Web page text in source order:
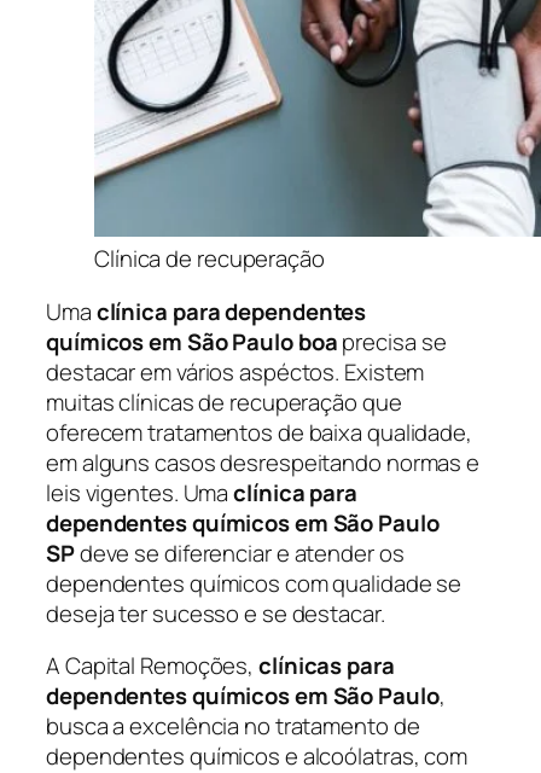
Clínica de recuperação
Umaclínica para dependentes
químicos em São Paulo boaprecisa se
destacar em vários aspéctos. Existem
muitas clínicas de recuperação que
oferecem tratamentos de baixa qualidade,
em alguns casos desrespeitando normas e
leis vigentes. Umaclínica para
dependentes químicos em São Paulo
SPdeve se diferenciar e atender os
dependentes químicos com qualidade se
deseja ter sucesso e se destacar.
A Capital Remoções, clínicas para
dependentes químicos em São Paulo,
busca a excelência no tratamento de
dependentes químicos e alcoólatras, com